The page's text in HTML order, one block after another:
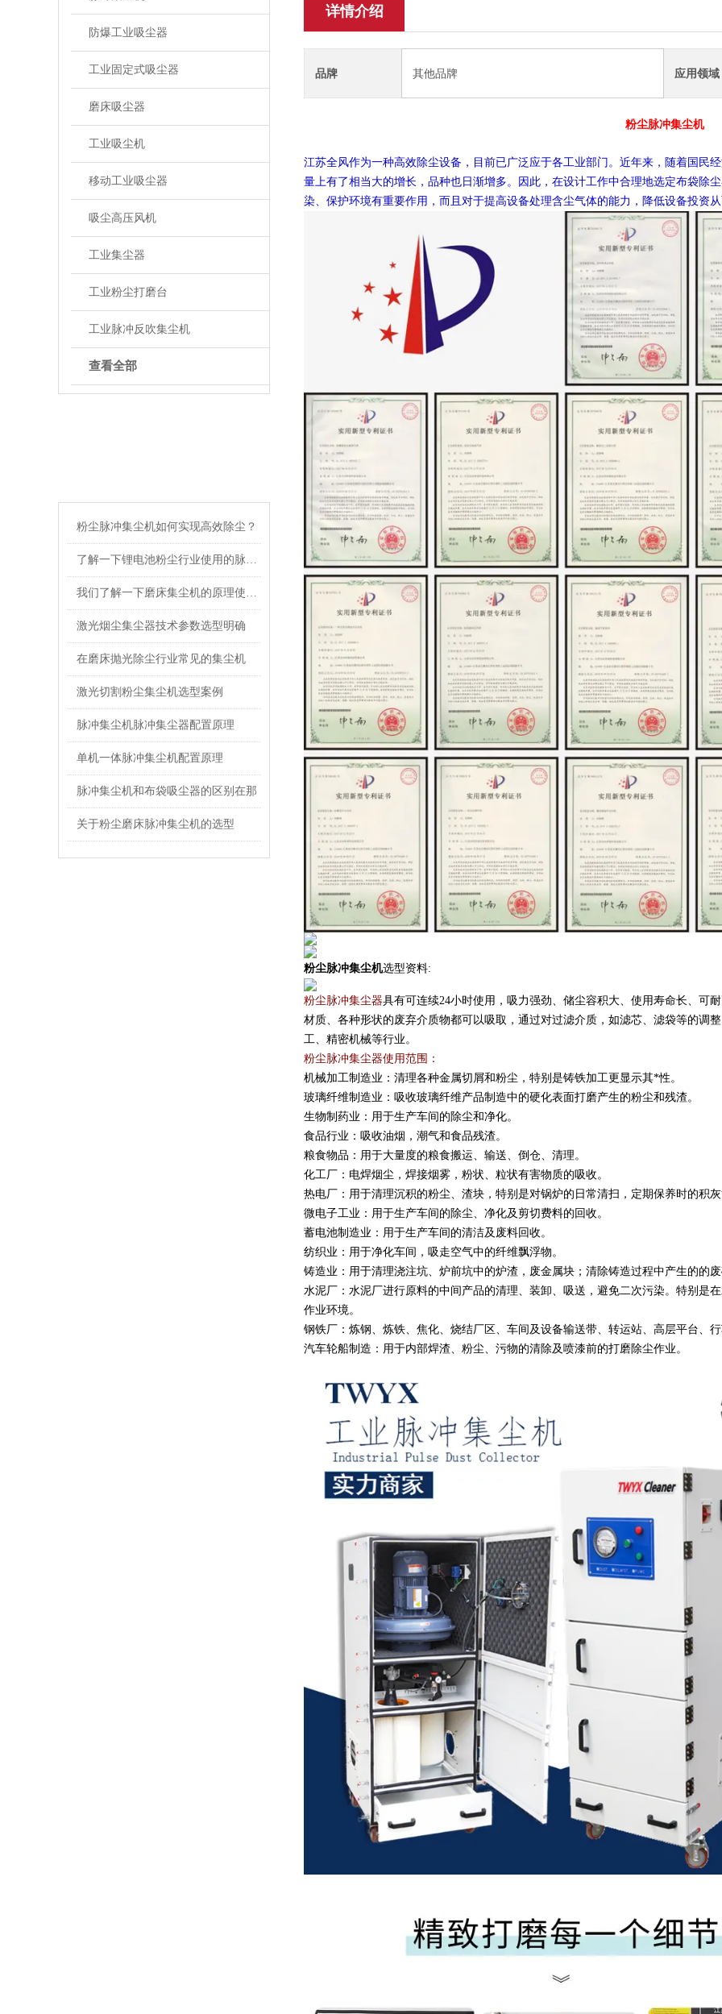
防爆工业吸尘器
工业固定式吸尘器
磨床吸尘器
工业吸尘机
移动工业吸尘器
吸尘高压风机
工业集尘器
工业粉尘打磨台
工业脉冲反吹集尘机
查看全部
粉尘脉冲集尘机如何实现高效除尘？
了解一下锂电池粉尘行业使用的脉冲集尘机
我们了解一下磨床集尘机的原理使用才更加放心
激光烟尘集尘器技术参数选型明确
在磨床抛光除尘行业常见的集尘机
激光切割粉尘集尘机选型案例
脉冲集尘机脉冲集尘器配置原理
单机一体脉冲集尘机配置原理
脉冲集尘机和布袋吸尘器的区别在那
关于粉尘磨床脉冲集尘机的选型
详情介绍
品牌 其他品牌 应用领域
粉尘脉冲集尘机
江苏全风作为一种高效除尘设备，目前已广泛应于各工业部门。近年来，随着国民
量上有了相当大的增长，品种也日渐增多。因此，在设计工作中合理地选定布袋除
染、保护环境有重要作用，而且对于提高设备处理含尘气体的能力，降低设备投资
粉尘脉冲集尘机选型资料:
粉尘脉冲集尘器具有可连续24小时使用，吸力强劲、储尘容积大、使用寿命长、可
材质、各种形状的废弃介质物都可以吸取，通过对过滤介质，如滤芯、滤袋等的调
工、精密机械等行业。
粉尘脉冲集尘器使用范围：
机械加工制造业：清理各种金属切屑和粉尘，特别是铸铁加工更显示其*性。
玻璃纤维制造业：吸收玻璃纤维产品制造中的硬化表面打磨产生的粉尘和残渣。
生物制药业：用于生产车间的除尘和净化。
食品行业：吸收油烟，潮气和食品残渣。
粮食物品：用于大量度的粮食搬运、输送、倒仓、清理。
化工厂：电焊烟尘，焊接烟雾，粉状、粒状有害物质的吸收。
热电厂：用于清理沉积的粉尘、渣块，特别是对锅炉的日常清扫，定期保养时的积
微电子工业：用于生产车间的除尘、净化及剪切费料的回收。
蓄电池制造业：用于生产车间的清洁及废料回收。
纺织业：用于净化车间，吸走空气中的纤维飘浮物。
铸造业：用于清理浇注坑、炉前坑中的炉渣，废金属块；清除铸造过程中产生的的
水泥厂：水泥厂进行原料的中间产品的清理、装卸、吸送，避免二次污染。特别是
作业环境。
钢铁厂：炼钢、炼铁、焦化、烧结厂区、车间及设备输送带、转运站、高层平台、
汽车轮船制造：用于内部焊渣、粉尘、污物的清除及喷漆前的打磨除尘作业。